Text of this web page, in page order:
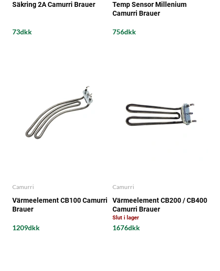
Säkring 2A Camurri Brauer
73dkk
Temp Sensor Millenium
Camurri Brauer
756dkk
Camurri
Värmeelement CB100 Camurri
Brauer
1209dkk
Camurri
Värmeelement CB200 / CB400
Camurri Brauer
Slut i lager
1676dkk